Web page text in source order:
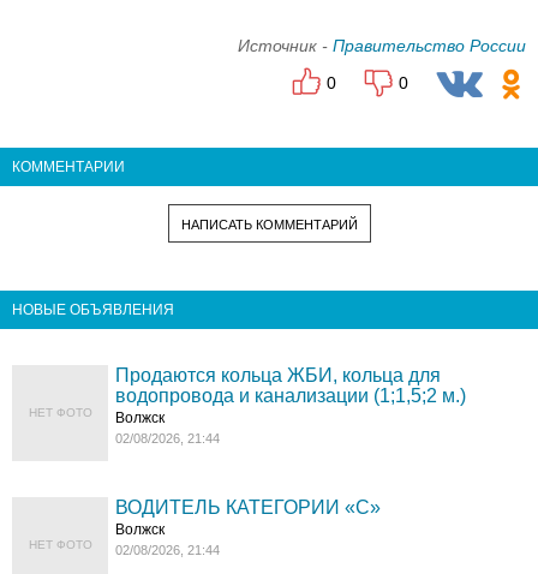
Источник - Правительство России
0
0
КОММЕНТАРИИ
НАПИСАТЬ КОММЕНТАРИЙ
НОВЫЕ ОБЪЯВЛЕНИЯ
НЕТ ФОТО
Продаются кольца ЖБИ, кольца для
водопровода и канализации (1;1,5;2 м.)
Волжск
02/08/2026, 21:44
НЕТ ФОТО
ВОДИТЕЛЬ КАТЕГОРИИ «C»
Волжск
02/08/2026, 21:44